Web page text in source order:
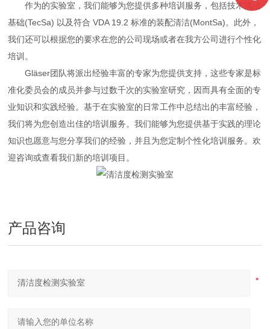
作为的实验室，我们能够为您提供多种培训服务，包括技术清洁
基础(TecSa) 以及符合 VDA 19.2 标准的装配清洁(MontSa)。此外，
我们还可以根据您的要求在您的公司现场或者在我方公司进行个性化
培训。
Gläser团队将派出经验丰富的专家为您提供支持，这些专家是标
准化委员会的成员并参与过数千次的实验室研究，因而具有全面的专
业知识和实践经验。基于在实验室的日常工作中总结出的丰富经验，
我们将为您创造出佳的培训服务。我们能够为您提供基于实践的理论
知识也愿意与您分享我们的经验，并且为您定制个性化培训服务。欢
迎咨询或查看我们新的培训项目。
产品咨询